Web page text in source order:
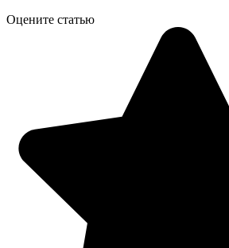
Оцените статью